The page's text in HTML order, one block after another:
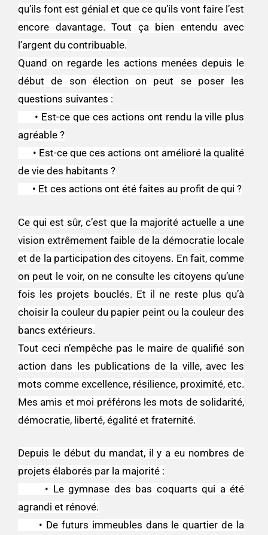
qu’ils font est génial et que ce qu’ils vont faire l’est
encore davantage. Tout ça bien entendu avec
l’argent du contribuable.
Quand on regarde les actions menées depuis le
début de son élection on peut se poser les
questions suivantes :
• Est-ce que ces actions ont rendu la ville plus
agréable ?
• Est-ce que ces actions ont amélioré la qualité
de vie des habitants ?
• Et ces actions ont été faites au profit de qui ?
Ce qui est sûr, c’est que la majorité actuelle a une
vision extrêmement faible de la démocratie locale
et de la participation des citoyens. En fait, comme
on peut le voir, on ne consulte les citoyens qu’une
fois les projets bouclés. Et il ne reste plus qu’à
choisir la couleur du papier peint ou la couleur des
bancs extérieurs.
Tout ceci n’empêche pas le maire de qualifié son
action dans les publications de la ville, avec les
mots comme excellence, résilience, proximité, etc.
Mes amis et moi préférons les mots de solidarité,
démocratie, liberté, égalité et fraternité.
Depuis le début du mandat, il y a eu nombres de
projets élaborés par la majorité :
• Le gymnase des bas coquarts qui a été
agrandi et rénové.
• De futurs immeubles dans le quartier de la